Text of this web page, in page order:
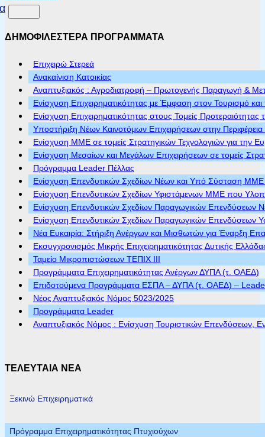
ΔΗΜΟΦΙΛΕΣΤΕΡΑ ΠΡΟΓΡΑΜΜΑΤΑ
Επιχειρώ Στερεά
Ανακαίνιση Κατοικίας
Αναπτυξιακός : Αγροδιατροφή – Πρωτογενής Παραγωγή &
Ενίσχυση Επιχειρηματικότητας με Έμφαση στον Τουρισμό
Ενίσχυση Επιχειρηματικότητας στους Τομείς Προτεραιότητας
Υποστήριξη Νέων Καινοτόμων Επιχειρήσεων στην
Ενίσχυση ΜΜΕ σε τομείς Στρατηγικών Τεχνολογιών για την
Ενίσχυση Μεσαίων και Μεγάλων Επιχειρήσεων σε τομείς
Πρόγραμμα Leader Πέλλας
Ενίσχυση Επενδυτικών Σχεδίων Νέων και Υπό Σύσταση ΜΜΕ
Ενίσχυση Επενδυτικών Σχεδίων Υφιστάμενων ΜΜΕ που
Ενίσχυση Επενδυτικών Σχεδίων Παραγωγικών Επενδύσεων
Ενίσχυση Επενδυτικών Σχεδίων Παραγωγικών Επενδύσεων
Νέα Ευκαιρία: Στήριξη Ανέργων και Μισθωτών για Έναρξη
Εκσυγχρονισμός Μικρής Επιχειρηματικότητας Δυτικής
Ταμείο Μικροπιστώσεων ΤΕΠΙΧ ΙΙΙ
Προγράμματα Επιχειρηματικότητας Ανέργων ΔΥΠΑ (τ. ΟΑΕΔ)
Επιδοτούμενα Προγράμματα ΕΣΠΑ – ΔΥΠΑ (τ. ΟΑΕΔ) – Leader
Νέος Αναπτυξιακός Νόμος 5023/2025
Προγράμματα Leader
Αναπτυξιακός Νόμος : Ενίσχυση Τουριστικών Επενδύσεων,
ΤΕΛΕΥΤΑΙΑ ΝΕΑ
Ξεκινώ Επιχειρηματικά
Πρόγραμμα Επιχειρηματικότητας Πτυχιούχων